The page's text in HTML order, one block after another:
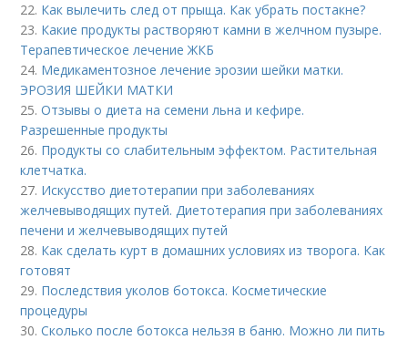
22. Как вылечить след от прыща. Как убрать постакне?
23. Какие продукты растворяют камни в желчном пузыре.
Терапевтическое лечение ЖКБ
24. Медикаментозное лечение эрозии шейки матки.
ЭРОЗИЯ ШЕЙКИ МАТКИ
25.Отзывы о диета на семени льна и кефире.
Разрешенные продукты
26. Продукты со слабительным эффектом. Растительная
клетчатка.
27. Искусство диетотерапии при заболеваниях
желчевыводящих путей. Диетотерапия при заболеваниях
печени и желчевыводящих путей
28. Как сделать курт в домашних условиях из творога. Как
готовят
29. Последствия уколов ботокса. Косметические
процедуры
30.Сколько после ботокса нельзя в баню. Можно ли пить